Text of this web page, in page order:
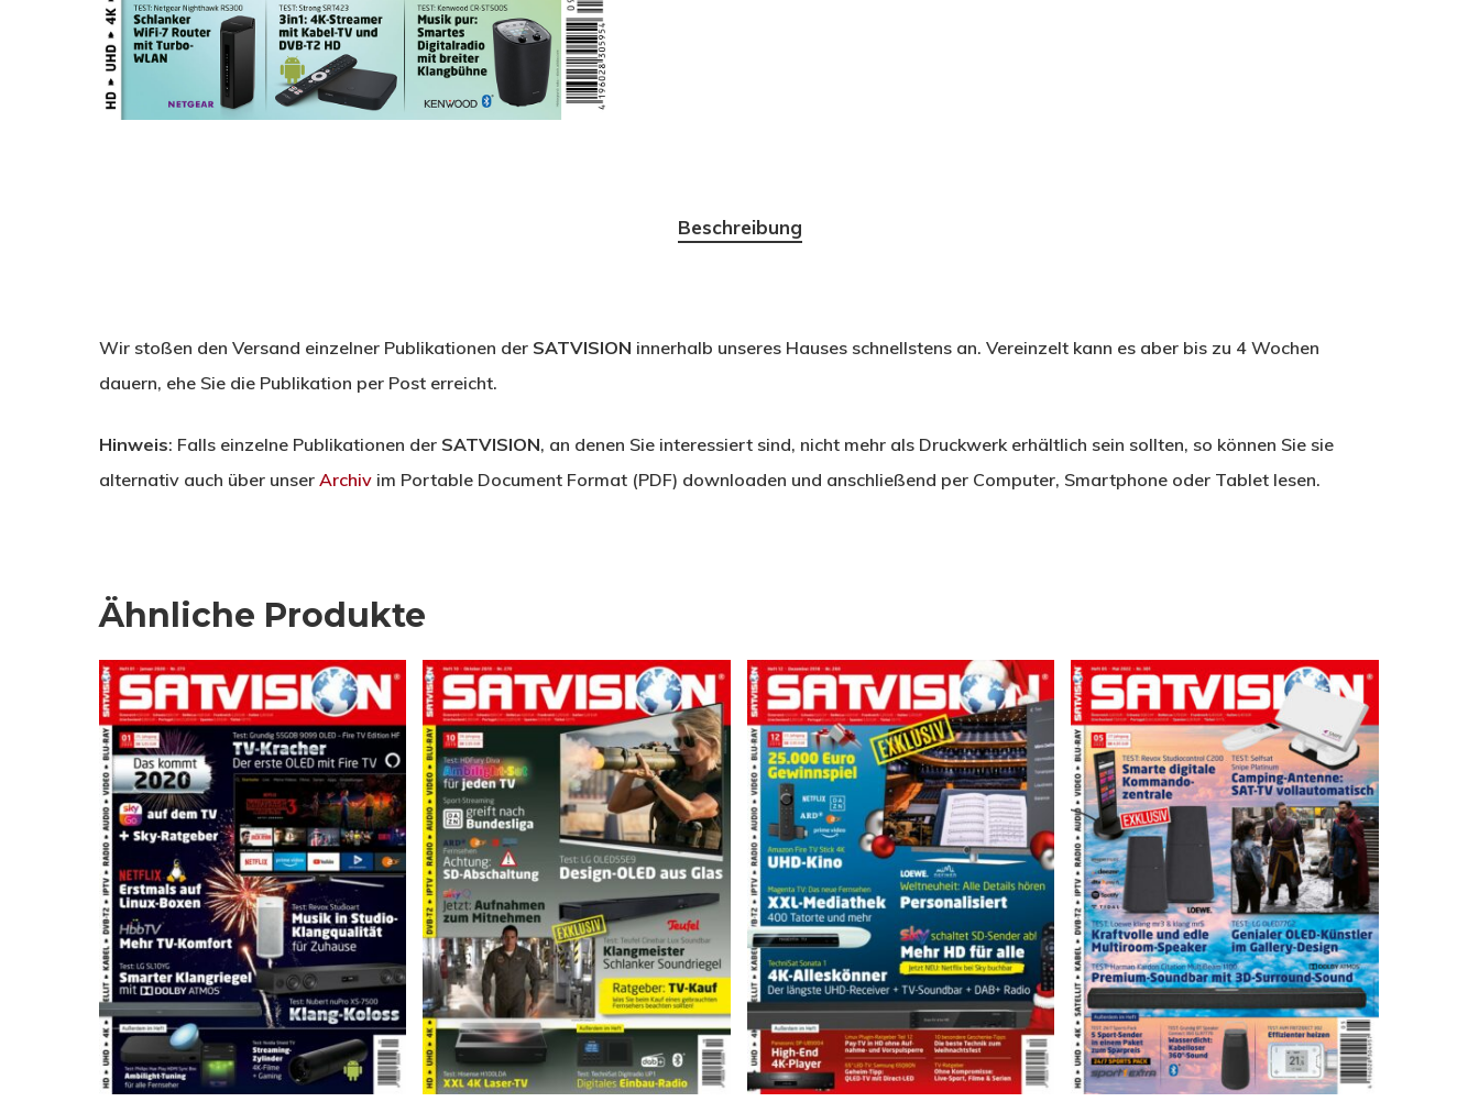
Beschreibung
Wir stoßen den Versand einzelner Publikationen der SATVISION innerhalb unseres Hauses schnellstens an. Vereinzelt kann es aber bis zu 4 Wochen
dauern, ehe Sie die Publikation per Post erreicht.
Hinweis: Falls einzelne Publikationen der SATVISION, an denen Sie interessiert sind, nicht mehr als Druckwerk erhältlich sein sollten, so können Sie sie
alternativ auch über unser Archiv im Portable Document Format (PDF) downloaden und anschließend per Computer, Smartphone oder Tablet lesen.
Ähnliche Produkte